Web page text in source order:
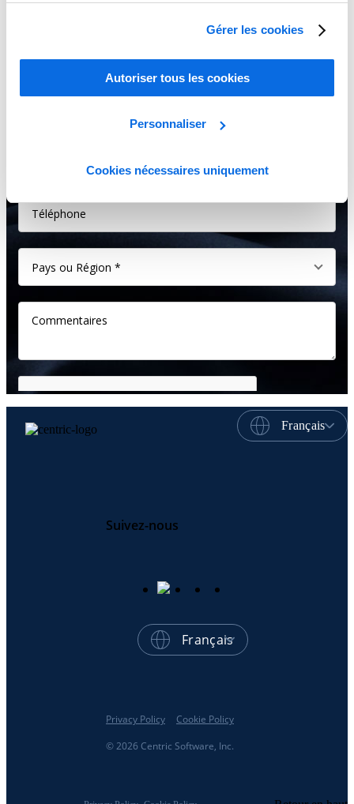
Gérer les cookies
Autoriser tous les cookies
Personnaliser
Cookies nécessaires uniquement
Français
Suivez-nous
Français
© 2026 Centric Software, Inc.
Privacy Policy Cookie Policy